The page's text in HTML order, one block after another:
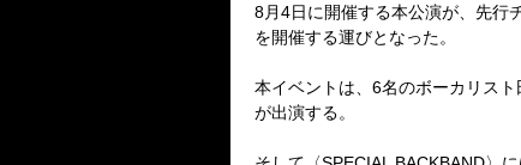
8月4日に開催する本公演が、先行
を開催する運びとなった。
本イベントは、 6名のボーカリスト
が出演する。